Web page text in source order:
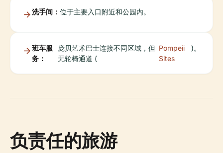
洗手间： 位于主要入口附近和公园内。
班车服
务：
庞贝艺术巴士连接不同区域，但
无轮椅通道 (
Pompeii
Sites
)。
负责任的旅游